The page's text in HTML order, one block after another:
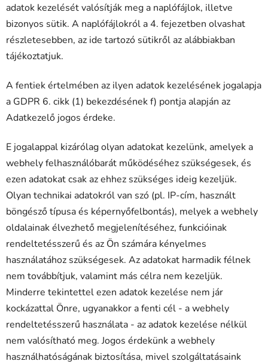
adatok kezelését valósítják meg a naplófájlok, illetve
bizonyos sütik. A naplófájlokról a 4. fejezetben olvashat
részletesebben, az ide tartozó sütikről az alábbiakban
tájékoztatjuk.
A fentiek értelmében az ilyen adatok kezelésének jogalapja
a GDPR 6. cikk (1) bekezdésének f) pontja alapján az
Adatkezelő jogos érdeke.
E jogalappal kizárólag olyan adatokat kezelünk, amelyek a
webhely felhasználóbarát működéséhez szükségesek, és
ezen adatokat csak az ehhez szükséges ideig kezeljük.
Olyan technikai adatokról van szó (pl. IP-cím, használt
böngésző típusa és képernyőfelbontás), melyek a webhely
oldalainak élvezhető megjelenítéséhez, funkcióinak
rendeltetésszerű és az Ön számára kényelmes
használatához szükségesek. Az adatokat harmadik félnek
nem továbbítjuk, valamint más célra nem kezeljük.
Minderre tekintettel ezen adatok kezelése nem jár
kockázattal Önre, ugyanakkor a fenti cél - a webhely
rendeltetésszerű használata - az adatok kezelése nélkül
nem valósítható meg. Jogos érdekünk a webhely
használhatóságának biztosítása, mivel szolgáltatásaink